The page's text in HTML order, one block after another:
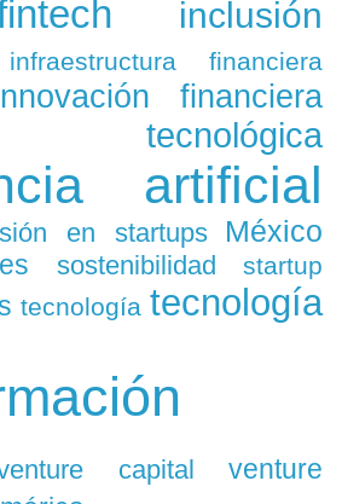
inclusión
infraestructura financiera
financiera
tecnológica
artificial
en startups México
sostenibilidad
startup
tecnología tecnología
capital
venture